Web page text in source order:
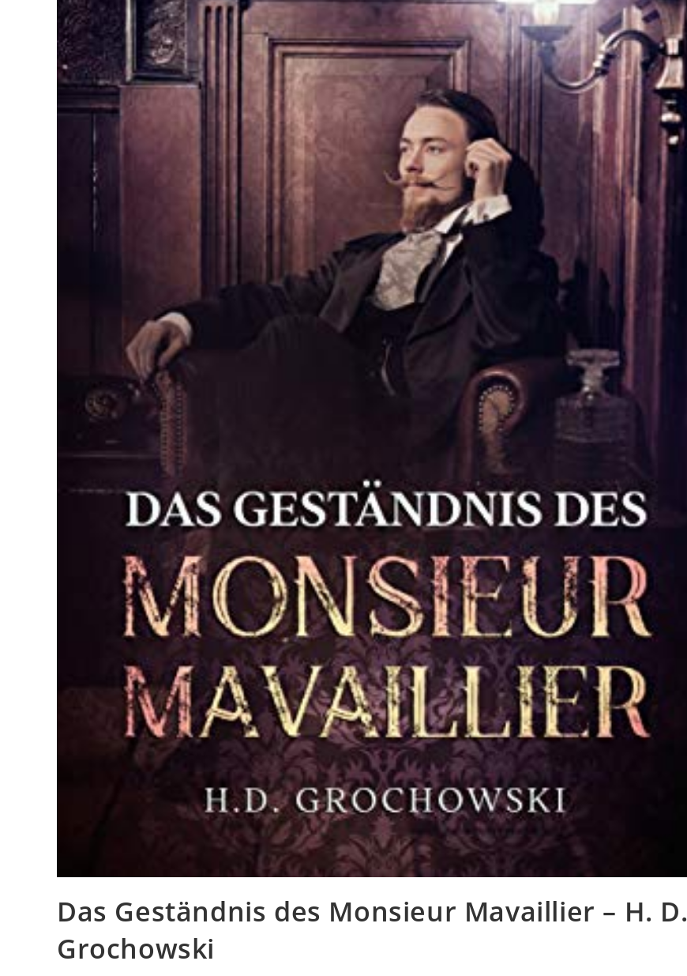
Das Geständnis des Monsieur Mavaillier – H. D.
Grochowski